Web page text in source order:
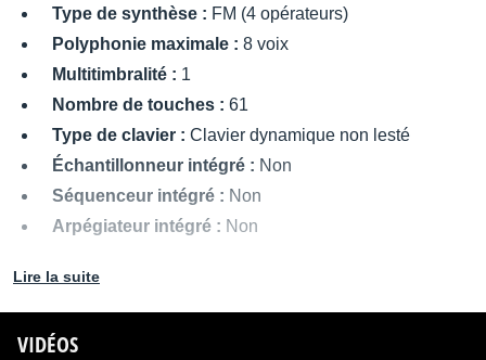
Type de synthèse : FM (4 opérateurs)
Polyphonie maximale : 8 voix
Multitimbralité : 1
Nombre de touches : 61
Type de clavier : Clavier dynamique non lesté
Échantillonneur intégré : Non
Séquenceur intégré : Non
Arpégiateur intégré : Non
Entrées/sorties MIDI :
Thru)
Sorties audio :
Lire la suite
VIDÉOS